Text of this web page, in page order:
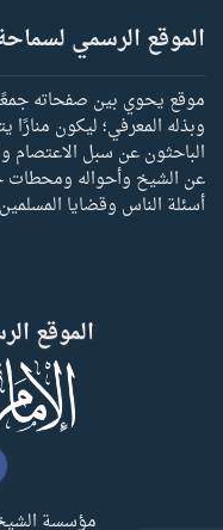
الموقع الرسمي
موقع يحوي بين صفحاته
وبذله المعرفي؛ ليكون منارًا
الباحثون عن سبل الاعتصام
عن الشيخ وأحواله ومحطات
أسئلة الناس وقضايا
الموقع
مؤسسة الشيخ